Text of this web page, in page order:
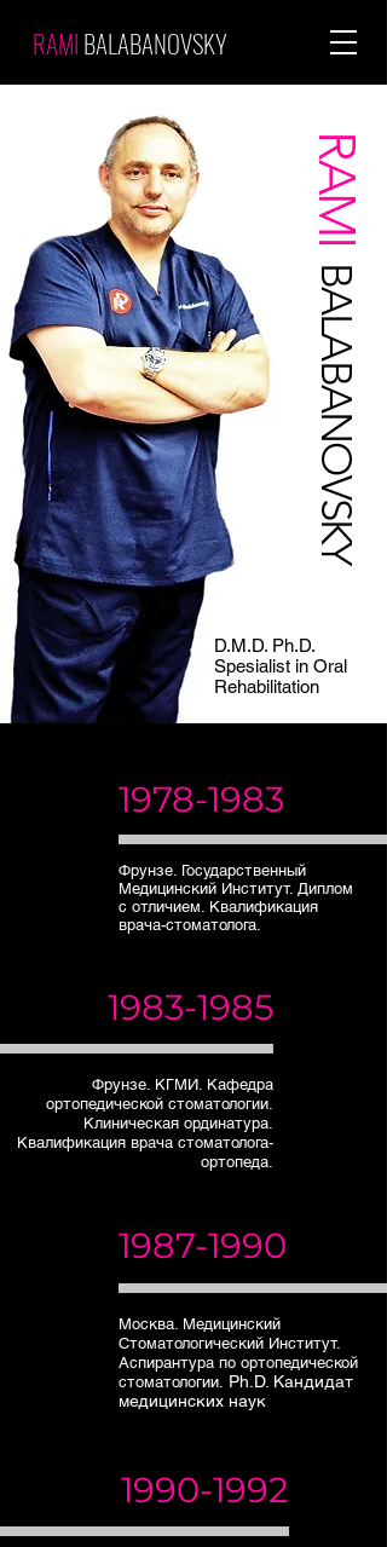
RAMIBALABANOVSKY
BALABANOVSKY
RAMI
D.M.D. Ph.D.
Spesialist in Oral
Rehabilitation
1978-1983
Фрунзе. Государственный
Медицинский Институт. Диплом
с отличием. Квалификация
врача-стоматолога.
1983-1985
Фрунзе. КГМИ. Кафедра
ортопедической стоматологии.
Клиническая ординатура.
Квалификация врача стоматолога-
ортопеда.
1987-1990
Москва. Медицинский
Стоматологический Институт.
Аспирантура по ортопедической
стоматологии. Ph.D. Кандидат
медицинских наук
1990-1992